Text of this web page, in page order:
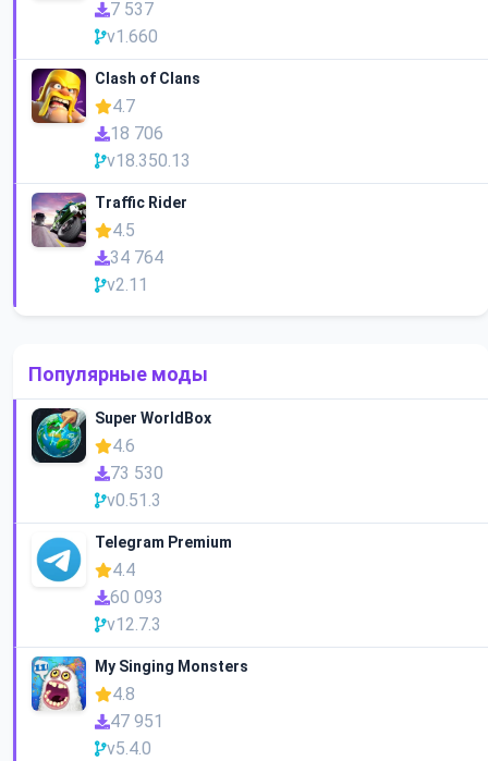
7 537
v1.660
Clash of Clans
4.7
18 706
v18.350.13
Traffic Rider
4.5
34 764
v2.11
Популярные моды
Super WorldBox
4.6
73 530
v0.51.3
Telegram Premium
4.4
60 093
v12.7.3
My Singing Monsters
4.8
47 951
v5.4.0